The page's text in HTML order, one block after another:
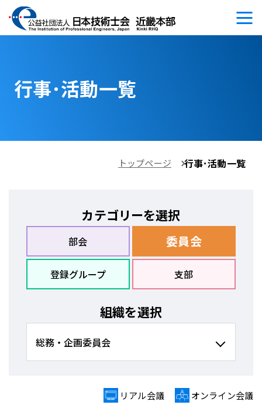
行事･活動一覧
トップページ 行事･活動一覧
カテゴリーを選択
部会 委員会
登録グループ 支部
組織を選択
リアル会議 オンライン会議